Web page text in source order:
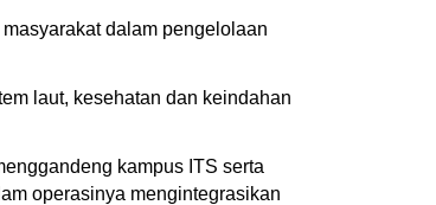
dalam pengelolaan
laut, kesehatan dan keindahan
kampus ITS serta
operasinya mengintegrasikan